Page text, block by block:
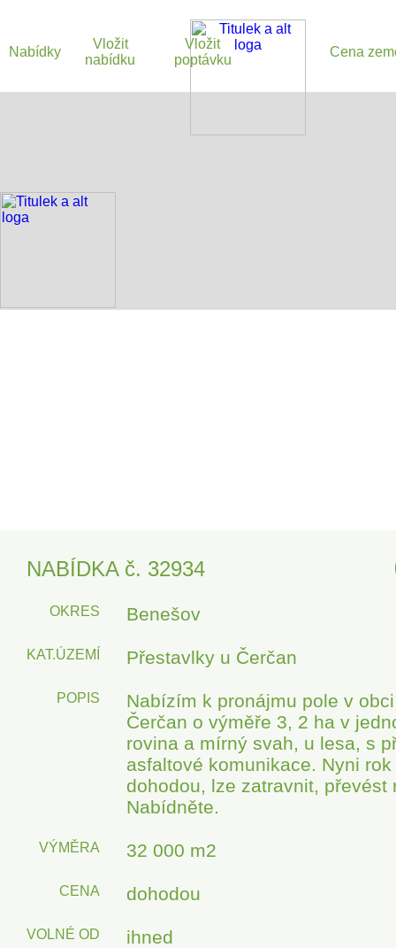
Nabídky
Vložit
nabídku
Vložit
poptávku
Cena
NABÍDKA č. 32934
OKRES Benešov
KAT.ÚZEMÍ Přestavlky u Čerčan
POPIS
Nabízím k pronájmu pole v
Čerčan o výměře 3, 2 ha v
rovina a mírný svah, u lesa, s
asfaltové komunikace. Nyni
dohodou, lze zatravnit, převést
Nabídněte.
VÝMĚRA 32 000 m2
CENA dohodou
VOLNÉ OD ihned